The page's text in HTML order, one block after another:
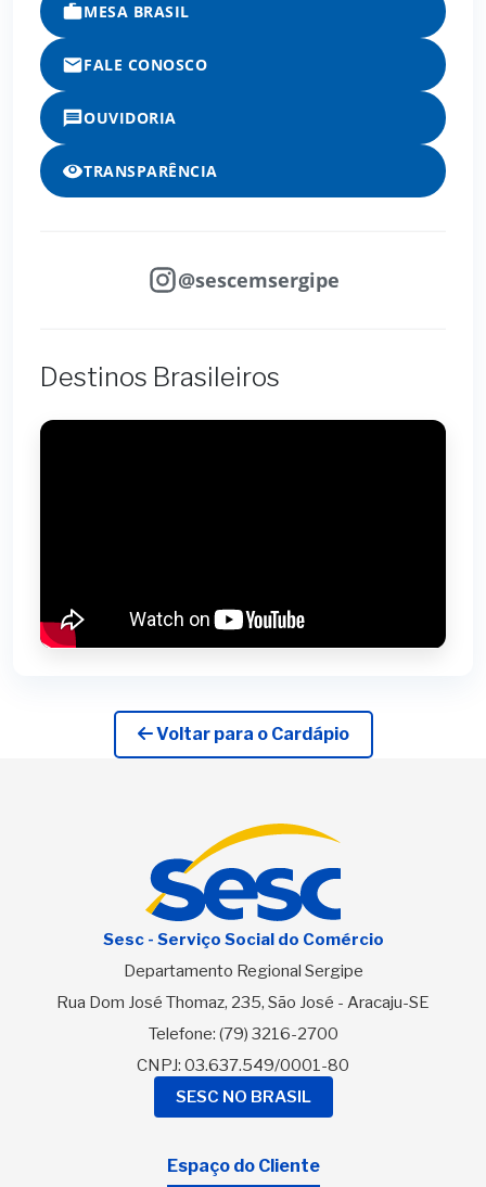
MESA BRASIL
FALE CONOSCO
OUVIDORIA
TRANSPARÊNCIA
@sescemsergipe
Destinos Brasileiros
Voltar para o Cardápio
Sesc - Serviço Social do Comércio
Departamento Regional Sergipe
Rua Dom José Thomaz, 235, São José - Aracaju-SE
Telefone: (79) 3216-2700
CNPJ: 03.637.549/0001-80
SESC NO BRASIL
Espaço do Cliente